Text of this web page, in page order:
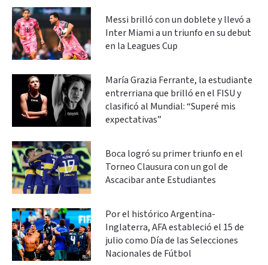
Messi brilló con un doblete y llevó a
Inter Miami a un triunfo en su debut
en la Leagues Cup
María Grazia Ferrante, la estudiante
entrerriana que brilló en el FISU y
clasificó al Mundial: “Superé mis
expectativas”
Boca logró su primer triunfo en el
Torneo Clausura con un gol de
Ascacibar ante Estudiantes
Por el histórico Argentina-
Inglaterra, AFA estableció el 15 de
julio como Día de las Selecciones
Nacionales de Fútbol